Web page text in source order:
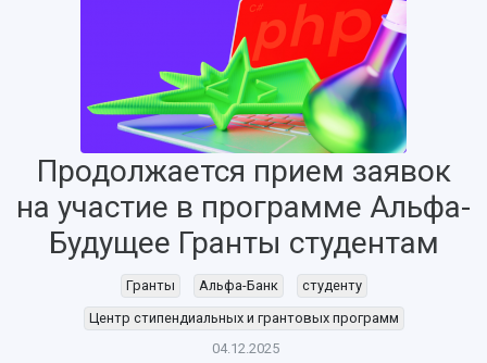
НАЗАД
Об университете
История
Ключевые факты
Руководство
Новости
Главные новости
Бортжурнал
Объявления
События
Образование
Почему я выбираю Самарский университет?
Абитуриенту
Бакалавриат и специалитет
Магистратура
Научно-исследовательская деятельность
Основные научные направления
Научные школы и ведущие научные коллективы
Диссертационные советы
Подготовка научных кадров
Конкурс на замещение должностей научных
Продолжается прием заявок
на участие в программе Альфа-
Будущее Гранты студентам
Гранты Альфа-Банк
студенту
Центр стипендиальных и грантовых программ
04.12.2025